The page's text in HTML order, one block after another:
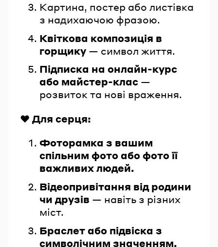
Картина, постер або листівка
з надихаючою фразою.
Квіткова композиція в
горщику — символ життя.
Підписка на онлайн-курс
або майстер-клас —
розвиток та нові враження.
❤️ Для серця:
Фоторамка з вашим
спільним фото або фото її
важливих людей.
Відеопривітання від родини
чи друзів — навіть з різних
міст.
Браслет або підвіска з
символічним значенням.